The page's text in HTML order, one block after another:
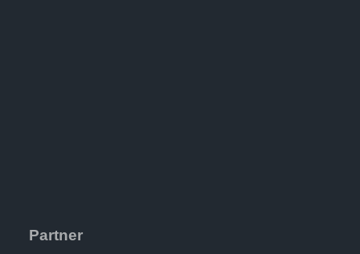
Partner